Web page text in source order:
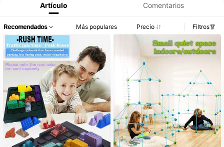
Artículo Comentarios
Recomendados Más populares Precio Filtros